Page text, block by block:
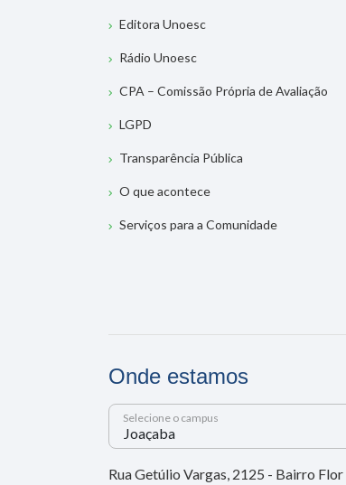
Editora Unoesc
Rádio Unoesc
CPA – Comissão Própria de Avaliação
LGPD
Transparência Pública
O que acontece
Serviços para a Comunidade
Onde estamos
Selecione o campus
Rua Getúlio Vargas, 2125 - Bairro Flor